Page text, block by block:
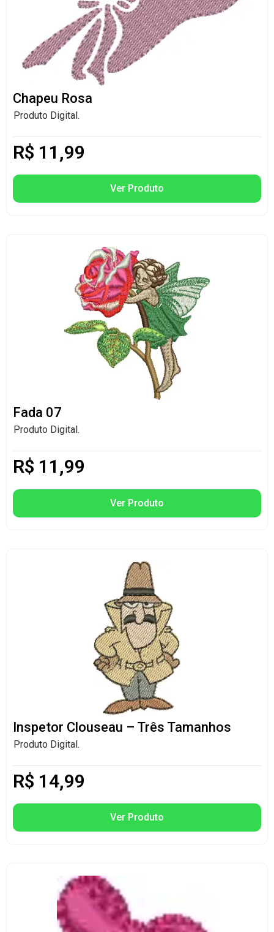
Chapeu Rosa
Produto Digital.
R$ 11,99
Ver Produto
Fada 07
Produto Digital.
R$ 11,99
Ver Produto
Inspetor Clouseau – Três Tamanhos
Produto Digital.
R$ 14,99
Ver Produto